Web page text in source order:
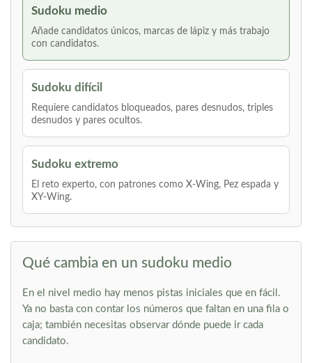
Sudoku medio
Añade candidatos únicos, marcas de lápiz y más trabajo
con candidatos.
Sudoku difícil
Requiere candidatos bloqueados, pares desnudos, triples
desnudos y pares ocultos.
Sudoku extremo
El reto experto, con patrones como X-Wing, Pez espada y
XY-Wing.
Qué cambia en un sudoku medio
En el nivel medio hay menos pistas iniciales que en fácil.
Ya no basta con contar los números que faltan en una fila o
caja; también necesitas observar dónde puede ir cada
candidato.